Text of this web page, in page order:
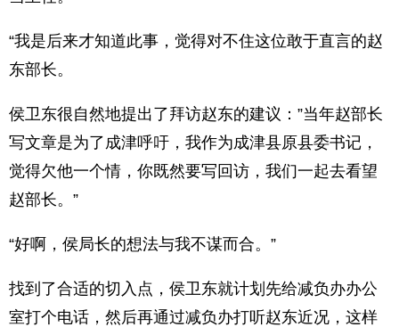
“我是后来才知道此事，觉得对不住这位敢于直言的赵
东部长。
侯卫东很自然地提出了拜访赵东的建议：”当年赵部长
写文章是为了成津呼吁，我作为成津县原县委书记，
觉得欠他一个情，你既然要写回访，我们一起去看望
赵部长。”
“好啊，侯局长的想法与我不谋而合。”
找到了合适的切入点，侯卫东就计划先给减负办办公
室打个电话，然后再通过减负办打听赵东近况，这样